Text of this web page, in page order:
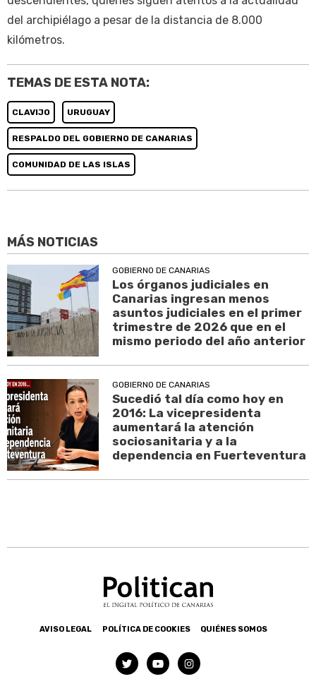
del archipiélago a pesar de la distancia de 8.000
kilómetros.
TEMAS DE ESTA NOTA:
CLAVIJO URUGUAY
RESPALDO DEL GOBIERNO DE CANARIAS
COMUNIDAD DE LAS ISLAS
MÁS NOTICIAS
GOBIERNO DE CANARIAS
Los órganos judiciales en
Canarias ingresan menos
asuntos judiciales en el primer
trimestre de 2026 que en el
mismo periodo del año anterior
GOBIERNO DE CANARIAS
Sucedió tal día como hoy en
2016: La vicepresidenta
aumentará la atención
sociosanitaria y a la
dependencia en Fuerteventura
AVISO LEGAL POLÍTICA DE COOKIES QUIÉNES SOMOS